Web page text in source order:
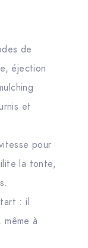
de
éjection
et
pour
la tonte,
: il
à